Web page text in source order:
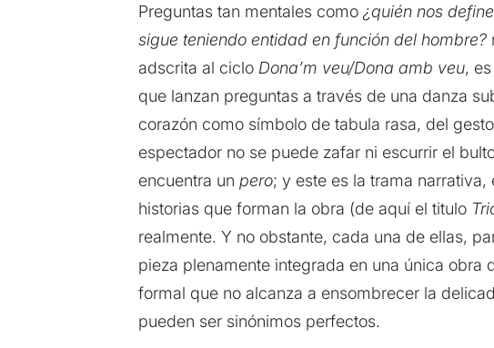
Preguntas tan mentales como ¿quién nos
sigue teniendo entidad en función del hombre?
adscrita al ciclo Dona’m veu/Dona amb veu,
que lanzan preguntas a través de una danza
corazón como símbolo de tabula rasa, del
espectador no se puede zafar ni escurrir el
encuentra un pero; y este es la trama
historias que forman la obra (de aquí el titulo
realmente. Y no obstante, cada una de ellas,
pieza plenamente integrada en una única obra
formal que no alcanza a ensombrecer la
pueden ser sinónimos perfectos.